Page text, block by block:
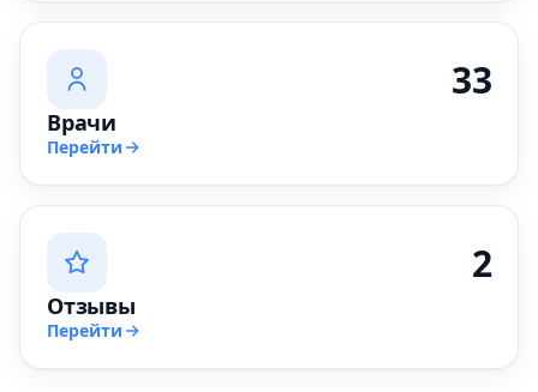
33
Врачи
Перейти
2
Отзывы
Перейти